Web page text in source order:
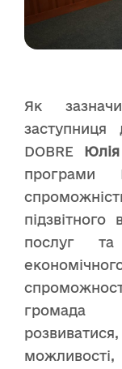
Як
заступниця
DOBRE
програми
послуг та
громада